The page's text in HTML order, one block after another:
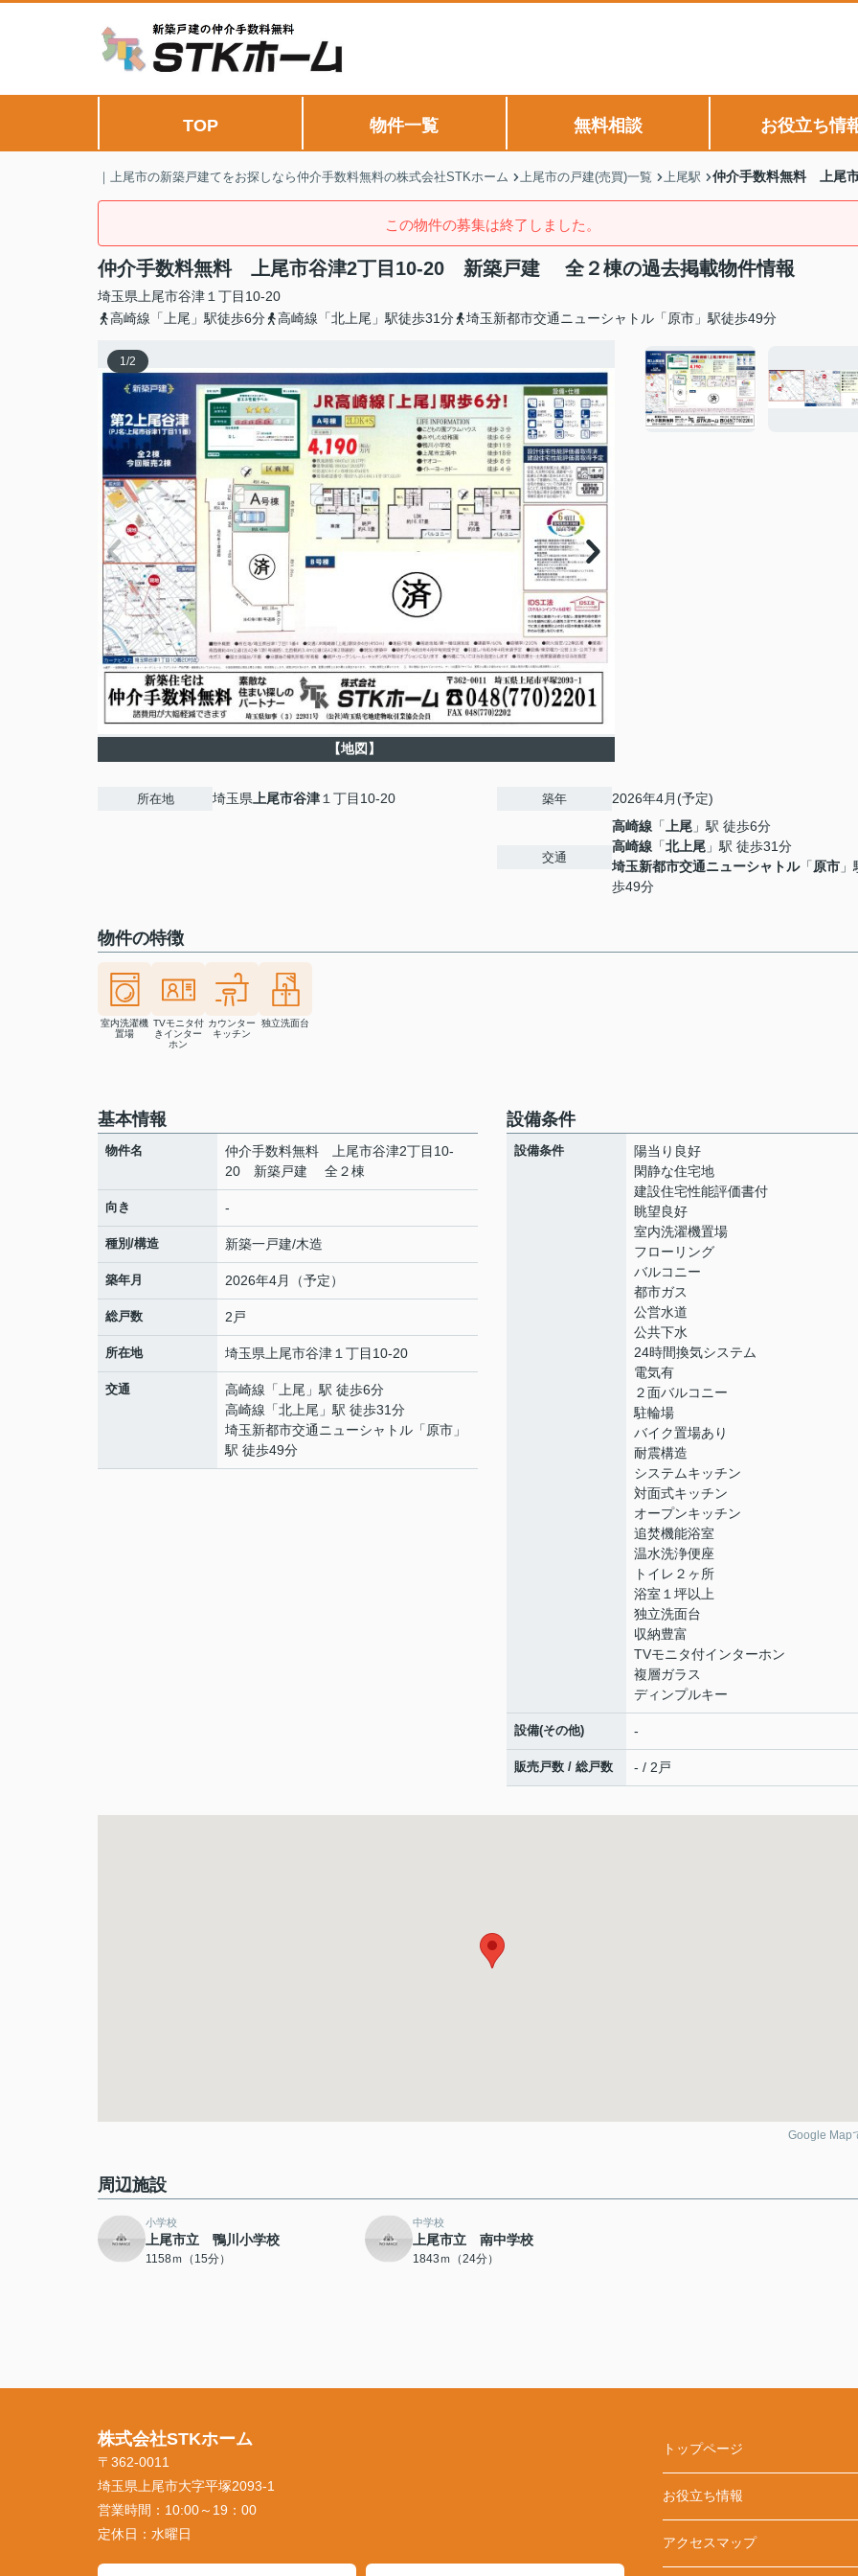
TOP 物件一覧 無料相談 お役立ち情
｜上尾市の新築戸建てをお探しなら仲介手数料無料の株式会社STKホーム 上尾市の戸建(売買)一覧 上尾駅 仲介手数料無料 上尾
この物件の募集は終了しました。
仲介手数料無料 上尾市谷津2丁目10-20 新築戸建 全２棟の過去掲載物件情報
埼玉県 上尾市谷津 １丁目10-20
高崎線「上尾」駅徒歩6分
高崎線「北上尾」駅徒歩31分 埼玉新都市交通ニューシャトル「原市」駅徒歩49分
1/2
【地図】
所在地 埼玉県 上尾市谷津 １丁目10-20 築年 2026年4月(予定)
交通
高崎線 「 上尾 」駅 徒歩6分
高崎線 「北上尾 」駅 徒歩31分
埼玉新都市交通ニューシャトル「原市
歩49分
物件の特徴
室内洗濯機
置場
TVモニタ付
きインター
ホン
カウンター
キッチン
独立洗面台
基本情報
物件名
仲介手数料無料 上尾市谷津2丁目10-
20 新築戸建 全２棟
向き -
種別/構造 新築一戸建/木造
築年月 2026年4月（予定）
総戸数 2戸
所在地 埼玉県 上尾市谷津 １丁目10-20
交通 高崎線 「 上尾 」駅 徒歩6分
高崎線 「北上尾 」駅 徒歩31分
埼玉新都市交通ニューシャトル 「 原市 」
駅 徒歩49分
設備条件
設備条件
陽当り良好
閑静な住宅地
建設住宅性能評価書付
眺望良好
室内洗濯機置場
フローリング
バルコニー
都市ガス
公営水道
公共下水
24時間換気システム
電気有
２面バルコニー
駐輪場
バイク置場あり
耐震構造
システムキッチン
対面式キッチン
オープンキッチン
追焚機能浴室
温水洗浄便座
トイレ２ヶ所
浴室１坪以上
独立洗面台
収納豊富
TVモニタ付インターホン
複層ガラス
ディンプルキー
設備(その他) -
販売戸数 / 総戸数 - / 2戸
Google Map
周辺施設
小学校
上尾市立 鴨川小学校
1158ｍ（15分）
中学校
上尾市立 南中学校
1843ｍ（24分）
株式会社STKホーム
〒362-0011
埼玉県上尾市大字平塚2093-1
営業時間： 10:00～19：00
定休日： 水曜日
トップページ
お役立ち情報
アクセスマップ